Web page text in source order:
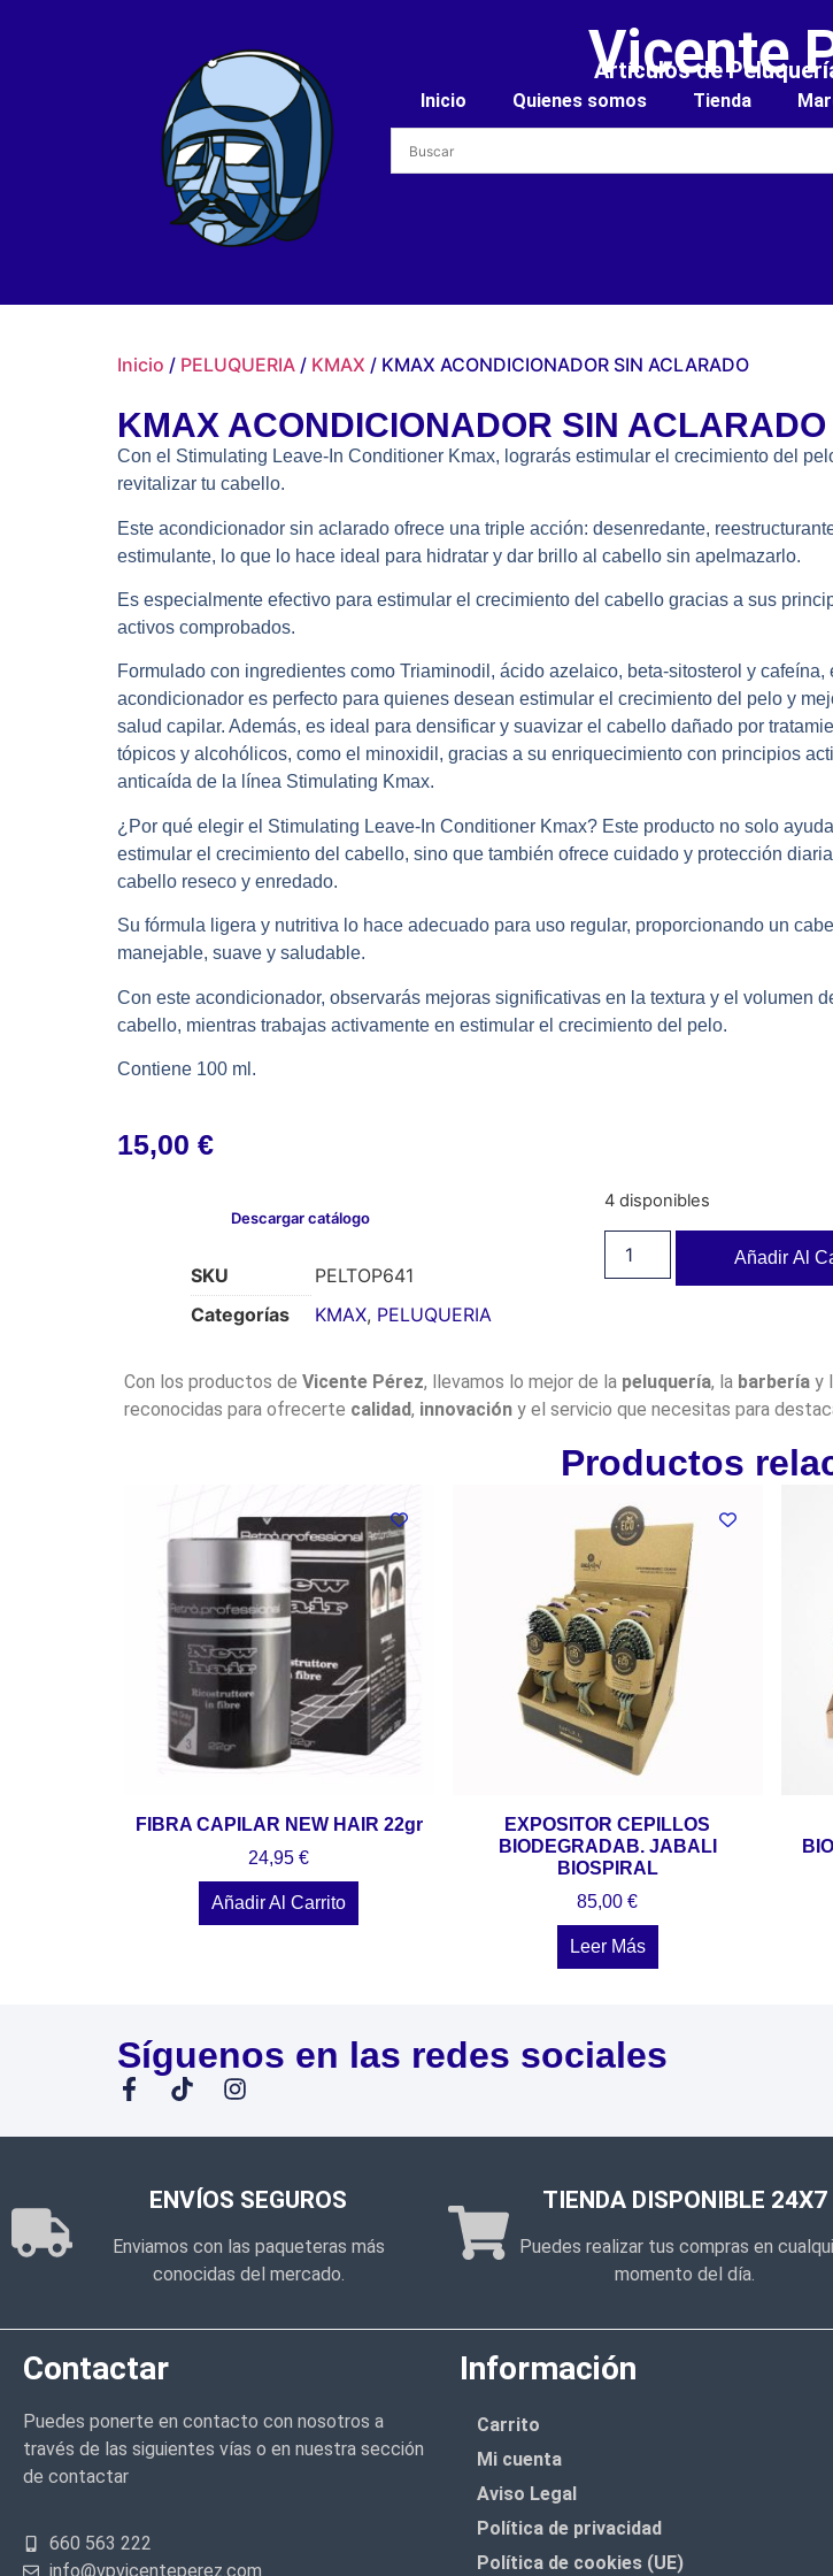
Vicente
Artículos de
Inicio Quienes somos Tienda
Inicio / PELUQUERIA / KMAX / KMAX ACONDICIONADOR SIN ACLARADO
KMAX ACONDICIONADOR SIN ACLARADO
Con el Stimulating Leave-In Conditioner Kmax, lograrás estimular el crecimiento del
revitalizar tu cabello.
Este acondicionador sin aclarado ofrece una triple acción: desenredante,
estimulante, lo que lo hace ideal para hidratar y dar brillo al cabello sin apelmazarlo.
Es especialmente efectivo para estimular el crecimiento del cabello gracias a sus
activos comprobados.
Formulado con ingredientes como Triaminodil, ácido azelaico, beta-sitosterol y cafeína,
acondicionador es perfecto para quienes desean estimular el crecimiento del pelo y
salud capilar. Además, es ideal para densificar y suavizar el cabello dañado por
tópicos y alcohólicos, como el minoxidil, gracias a su enriquecimiento con principios
anticaída de la línea Stimulating Kmax.
¿Por qué elegir el Stimulating Leave-In Conditioner Kmax? Este producto no solo
estimular el crecimiento del cabello, sino que también ofrece cuidado y protección diaria
cabello reseco y enredado.
Su fórmula ligera y nutritiva lo hace adecuado para uso regular, proporcionando un
manejable, suave y saludable.
Con este acondicionador, observarás mejoras significativas en la textura y el volumen
cabello, mientras trabajas activamente en estimular el crecimiento del pelo.
Contiene 100 ml.
15,00 €
Descargar catálogo
SKU
PELTOP641
Categorías
KMAX, PELUQUERIA
4 disponibles
Añadir Al
Con los productos de Vicente Pérez, llevamos lo mejor de la peluquería, la barberíay
reconocidas para ofrecerte calidad, innovacióny el servicio que necesitas para
Productos
FIBRA CAPILAR NEW HAIR 22gr
24,95€
Añadir Al Carrito
EXPOSITOR CEPILLOS
BIODEGRADAB. JABALI
BIOSPIRAL
85,00€
Leer Más
Síguenos en las redes sociales
ENVÍOS SEGUROS
Enviamos con las paqueteras más
conocidas del mercado.
TIENDA DISPONIBLE 24X7
Puedes realizar tus compras en
momento del día.
Contactar
Puedes ponerte en contacto con nosotros a
través de las siguientes vías o en nuestra sección
de contactar
660 563 222
info@vpvicenteperez.com
Información
Carrito
Mi cuenta
Aviso Legal
Política de privacidad
Política de cookies (UE)